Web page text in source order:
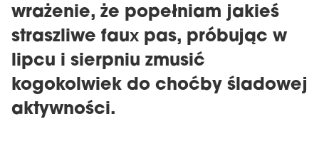
wrażenie, że popełniam jakieś
straszliwe faux pas, próbując w
lipcu i sierpniu zmusić
kogokolwiek do choćby śladowej
aktywności.